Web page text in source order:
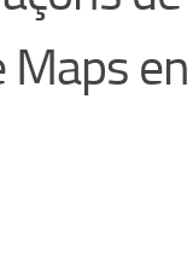
Maps